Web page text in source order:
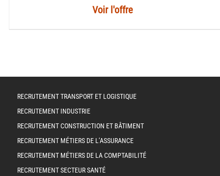
RECRUTEMENT TRANSPORT ET LOGISTIQUE
RECRUTEMENT INDUSTRIE
RECRUTEMENT CONSTRUCTION ET BÂTIMENT
RECRUTEMENT MÉTIERS DE L’ASSURANCE
RECRUTEMENT MÉTIERS DE LA COMPTABILITÉ
RECRUTEMENT SECTEUR SANTÉ